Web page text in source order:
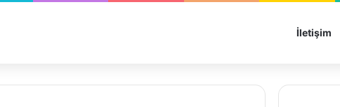
İletişim